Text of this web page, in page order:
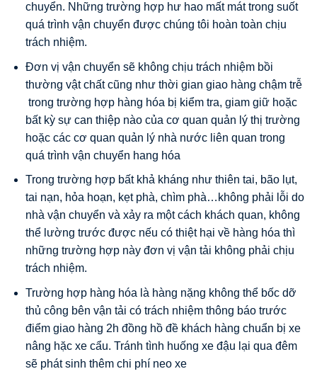
chuyển. Những trường hợp hư hao mất mát trong suốt
quá trình vận chuyển được chúng tôi hoàn toàn chịu
trách nhiệm.
Đơn vị vận chuyển sẽ không chịu trách nhiệm bồi
thường vật chất cũng như thời gian giao hàng chậm trễ
trong trường hợp hàng hóa bị kiểm tra, giam giữ hoặc
bất kỳ sự can thiệp nào của cơ quan quản lý thị trường
hoặc các cơ quan quản lý nhà nước liên quan trong
quá trình vận chuyển hang hóa
Trong trường hợp bất khả kháng như thiên tai, bão lụt,
tai nạn, hỏa hoạn, kẹt phà, chìm phà…không phải lỗi do
nhà vận chuyển và xảy ra một cách khách quan, không
thể lường trước được nếu có thiệt hại về hàng hóa thì
những trường hợp này đơn vị vận tải không phải chịu
trách nhiệm.
Trường hợp hàng hóa là hàng nặng không thể bốc dỡ
thủ công bên vận tải có trách nhiệm thông báo trước
điểm giao hàng 2h đồng hồ đề khách hàng chuẩn bị xe
nâng hặc xe cẩu. Tránh tình huống xe đậu lại qua đêm
sẽ phát sinh thêm chi phí neo xe